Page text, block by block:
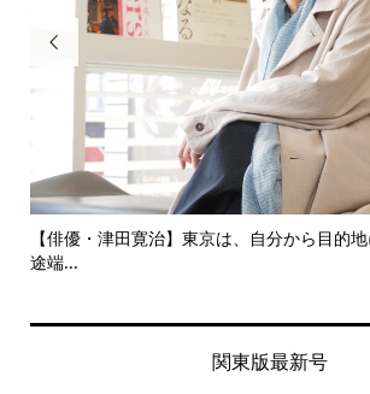

【俳優・津田寛治】東京は、自分から目的地
途端...
関東版最新号